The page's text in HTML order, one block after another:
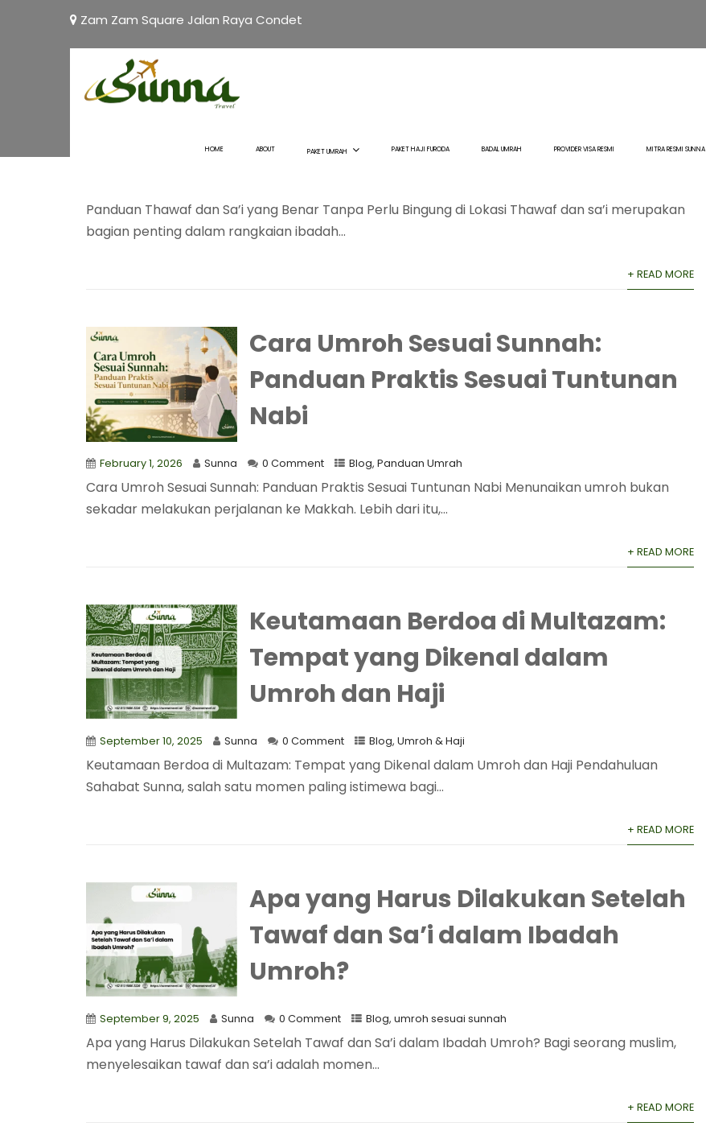
Zam Zam Square Jalan Raya Condet
HOME ABOUT PAKET UMRAH PAKET HAJI FURODA BADAL UMRAH PROVIDER VISA RESMI MITRA RESMI SUNNA
Lokasi
Panduan Thawaf dan Sa’i yang Benar Tanpa Perlu Bingung di Lokasi Thawaf dan sa’i merupakan
bagian penting dalam rangkaian ibadah...
+ READ MORE
Cara Umroh Sesuai Sunnah:
Panduan Praktis Sesuai Tuntunan
Nabi
February 1, 2026 Sunna 0 Comment Blog, Panduan Umrah
Cara Umroh Sesuai Sunnah: Panduan Praktis Sesuai Tuntunan Nabi Menunaikan umroh bukan
sekadar melakukan perjalanan ke Makkah. Lebih dari itu,...
+ READ MORE
Keutamaan Berdoa di Multazam:
Tempat yang Dikenal dalam
Umroh dan Haji
September 10, 2025 Sunna 0 Comment Blog, Umroh & Haji
Keutamaan Berdoa di Multazam: Tempat yang Dikenal dalam Umroh dan Haji Pendahuluan
Sahabat Sunna, salah satu momen paling istimewa bagi...
+ READ MORE
Apa yang Harus Dilakukan Setelah
Tawaf dan Sa’i dalam Ibadah
Umroh?
September 9, 2025 Sunna 0 Comment Blog, umroh sesuai sunnah
Apa yang Harus Dilakukan Setelah Tawaf dan Sa’i dalam Ibadah Umroh? Bagi seorang muslim,
menyelesaikan tawaf dan sa’i adalah momen...
+ READ MORE